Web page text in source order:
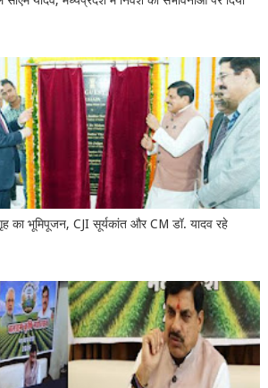
का भूमिपूजन, CJI सूर्यकांत और CM डॉ. यादव रहे